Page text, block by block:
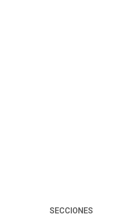
SECCIONES